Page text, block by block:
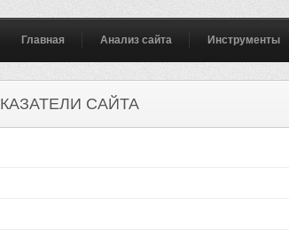
Главная Анализ сайта Инструменты
САЙТА